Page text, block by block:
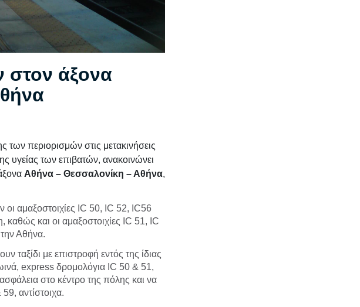
στον άξονα
περιορισμών στις μετακινήσεις
υγείας των επιβατών, ανακοινώνει
Αθήνα – Θεσσαλονίκη – Αθήνα,
αμαξοστοιχίες IC 50, IC 52, IC56
και οι αμαξοστοιχίες IC 51, IC
Αθήνα.
ταξίδι με επιστροφή εντός της ίδιας
express δρομολόγια IC 50 & 51,
στο κέντρο της πόλης και να
αντίστοιχα.